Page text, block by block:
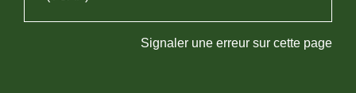
Signaler une erreur sur cette page